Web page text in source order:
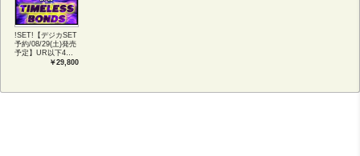
!SET!【デジカSET
予約/08/29(土)発売
予定】UR以下4コ
ンセット 【BT-￥29,800